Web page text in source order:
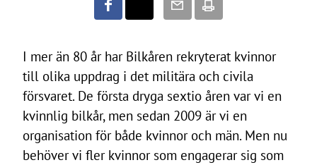
I mer än 80 år har Bilkåren rekryterat kvinnor
till olika uppdrag i det militära och civila
försvaret. De första dryga sextio åren var vi en
kvinnlig bilkår, men sedan 2009 är vi en
organisation för både kvinnor och män. Men nu
behöver vi fler kvinnor som engagerar sig som